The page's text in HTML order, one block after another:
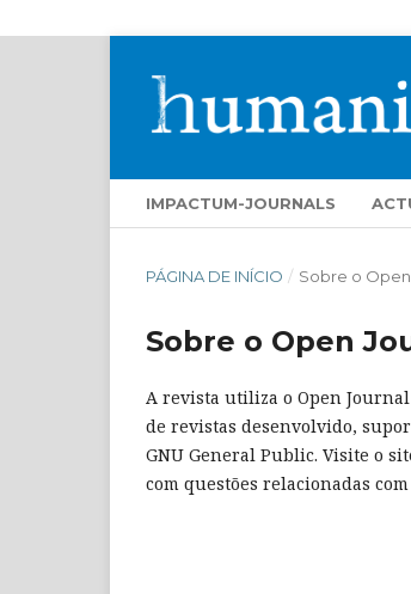
IMPACTUM-JOURNALS
PÁGINA DE INÍCIO / Sobre o
Sobre o Open
A revista utiliza o Open Journal
de revistas desenvolvido,
GNU General Public. Visite o
com questões relacionadas